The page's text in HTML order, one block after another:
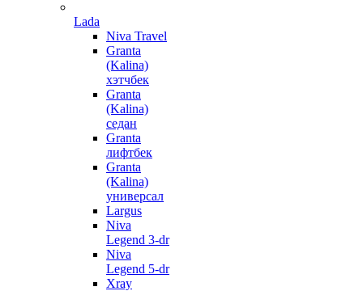
Lada
Niva Travel
Granta
(Kalina)
хэтчбек
Granta
(Kalina)
седан
Granta
лифтбек
Granta
(Kalina)
универсал
Largus
Niva
Legend 3-dr
Niva
Legend 5-dr
Xray